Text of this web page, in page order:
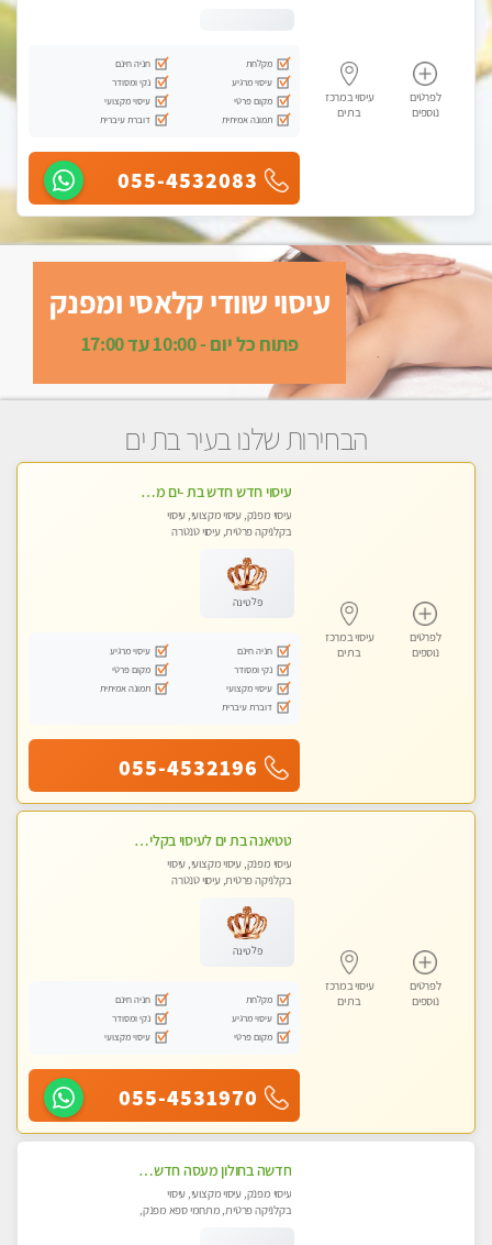
לפרטים
נוספים
עיסוי במרכז
בת ים
מקלחת
חניה חינם
עיסוי מרגיע
נקי ומסודר
מקום פרטי
עיסוי מקצועי
תמונה אמיתית
דוברת עיברית
055-4532083
עיסוי שוודי קלאסי ומפנק
פתוח כל יום - 10:00 עד 17:00
הבחירות שלנו בעיר בת ים
לפרטים
נוספים
עיסוי במרכז
בת ים
עיסוי חדש חדש בת -ים מעסה חדשה איכותית במקום פרטי.
עיסוי מפנק, עיסוי מקצועי, עיסוי
בקלניקה פרטית, עיסוי טנטרה
פלטינה
חניה חינם
עיסוי מרגיע
נקי ומסודר
מקום פרטי
עיסוי מקצועי
תמונה אמיתית
דוברת עיברית
055-4532196
לפרטים
נוספים
עיסוי במרכז
בת ים
טטיאנה בת ים לעיסוי בקליניקה פרטית ומפוארת מאוד מקצועי - עיסוי שוודי וספורטיבי 0543577687
עיסוי מפנק, עיסוי מקצועי, עיסוי
בקלניקה פרטית, עיסוי טנטרה
פלטינה
מקלחת
חניה חינם
עיסוי מרגיע
נקי ומסודר
מקום פרטי
עיסוי מקצועי
055-4531970
חדשה בחולון מעסה חדשה בחולון איכותית למאסז VIP מפנק ומקצועי לכל שרירי הגוף עיסוי מכל הלב
עיסוי מפנק, עיסוי מקצועי, עיסוי
בקלניקה פרטית, מתחמי ספא מפנק,